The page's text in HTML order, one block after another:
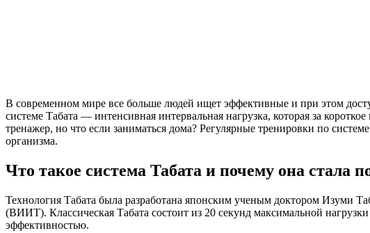
В современном мире все больше людей ищет эффективные и при этом
системе Табата — интенсивная интервальная нагрузка, которая за
тренажер, но что если заниматься дома? Регулярные тренировки по
организма.
Что такое система Табата и почему она стала
Технология Табата была разработана японским ученым доктором Изуми
(ВИИТ). Классическая Табата состоит из 20 секунд максимальной
эффективностью.